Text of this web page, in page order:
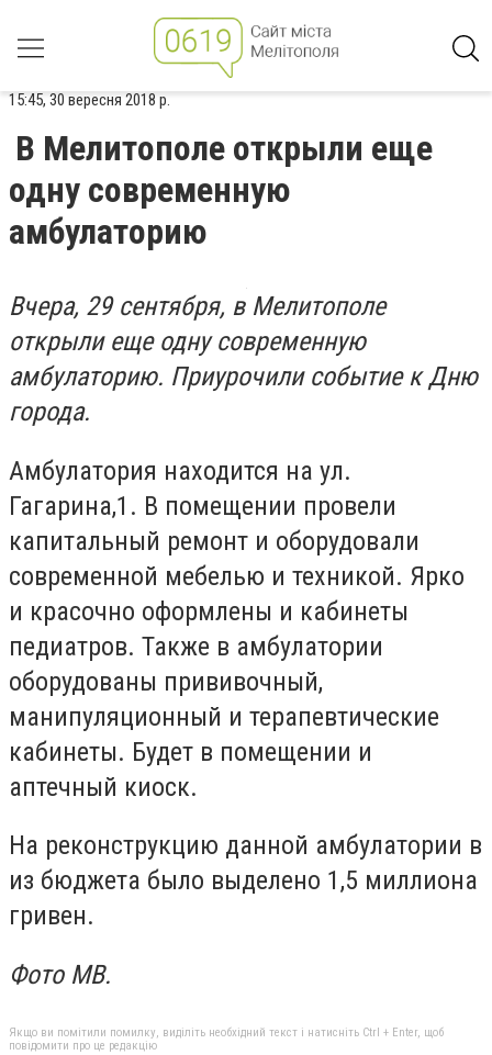
15:45, 30 вересня 2018 р.
В Мелитополе открыли еще
одну современную
амбулаторию
Вчера, 29 сентября, в Мелитополе
открыли еще одну современную
амбулаторию. Приурочили событие к Дню
города.
Амбулатория находится на ул.
Гагарина,1. В помещении провели
капитальный ремонт и оборудовали
современной мебелью и техникой. Ярко
и красочно оформлены и кабинеты
педиатров. Также в амбулатории
оборудованы прививочный,
манипуляционный и терапевтические
кабинеты. Будет в помещении и
аптечный киоск.
На реконструкцию данной амбулатории в
из бюджета было выделено 1,5 миллиона
гривен.
Фото МВ.
Якщо ви помітили помилку, виділіть необхідний текст і натисніть Ctrl + Enter, щоб
повідомити про це редакцію